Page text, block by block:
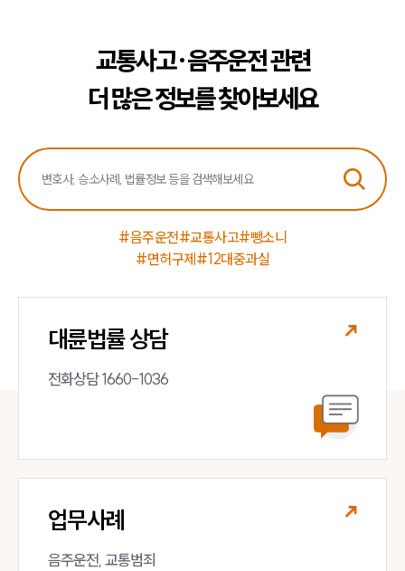
교통사고·음주운전 관련
더 많은 정보를 찾아보세요
#음주운전#교통사고#뺑소니
#면허구제#12대중과실
대륜법률 상담
전화상담 1660-1036
업무사례
음주운전, 교통범죄